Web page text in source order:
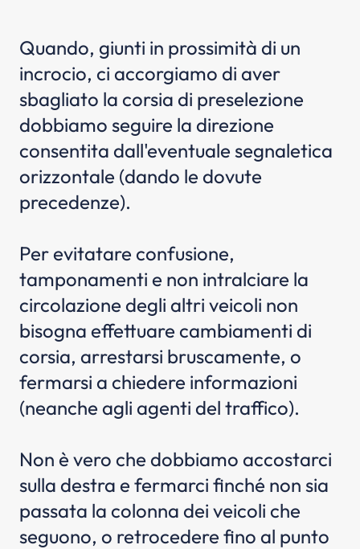
Quando, giunti in prossimità di un
incrocio, ci accorgiamo di aver
sbagliato la corsia di preselezione
dobbiamo seguire la direzione
consentita dall'eventuale segnaletica
orizzontale (dando le dovute
precedenze).
Per evitatare confusione,
tamponamenti e non intralciare la
circolazione degli altri veicoli non
bisogna effettuare cambiamenti di
corsia, arrestarsi bruscamente, o
fermarsi a chiedere informazioni
(neanche agli agenti del traffico).
Non è vero che dobbiamo accostarci
sulla destra e fermarci finché non sia
passata la colonna dei veicoli che
seguono, o retrocedere fino al punto